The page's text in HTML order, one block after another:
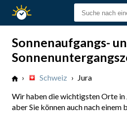
Sonnenzeiten
Sonnenaufgangs-
› Schweiz › Jura
Wir haben die wichtigsten Orte in
aber Sie können auch nach